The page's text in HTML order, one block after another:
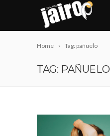
Home Tag: pañuelo
TAG: PAÑUELO